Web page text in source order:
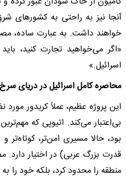
آنجا نیز به راحتی به کشورهای
خواهند داشت. به عبارت ساده،
«اگر می‌خواهید تجارت کنید،
اسرائیل.»
محاصره کامل اسرائیل در دریای سرخ
این پروژه عظیم، عملاً کریدور
بی‌اعتبار می‌کند. اتیوپی که
بود، حالا مسیری امن‌تر،
قدرت بزرگ عربی) در اختیار دارد.
منطقه را محدود کرد، بلکه خود را